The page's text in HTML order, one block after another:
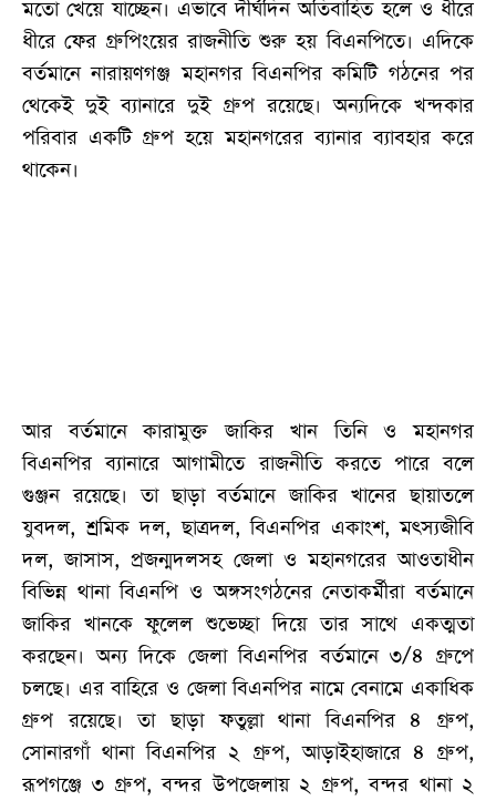
মতো খেয়ে যাচ্ছেন। এভাবে দীর্ঘদিন অতিবাহিত হলে ও ধীরে
ধীরে ফের গ্রুপিংয়ের রাজনীতি শুরু হয় বিএনপিতে। এদিকে
বর্তমানে নারায়ণগঞ্জ মহানগর বিএনপির কমিটি গঠনের পর
থেকেই দুই ব্যানারে দুই গ্রুপ রয়েছে। অন্যদিকে খন্দকার
পরিবার একটি গ্রুপ হয়ে মহানগরের ব্যানার ব্যাবহার করে
থাকেন।
আর বর্তমানে কারামুক্ত জাকির খান তিনি ও মহানগর
বিএনপির ব্যানারে আগামীতে রাজনীতি করতে পারে বলে
গুঞ্জন রয়েছে। তা ছাড়া বর্তমানে জাকির খানের ছায়াতলে
যুবদল, শ্রমিক দল, ছাত্রদল, বিএনপির একাংশ, মৎস্যজীবি
দল, জাসাস, প্রজন্মদলসহ জেলা ও মহানগরের আওতাধীন
বিভিন্ন থানা বিএনপি ও অঙ্গসংগঠনের নেতাকর্মীরা বর্তমানে
জাকির খানকে ফুলেল শুভেচ্ছা দিয়ে তার সাথে একত্মতা
করছেন। অন্য দিকে জেলা বিএনপির বর্তমানে ৩/৪ গ্রুপে
চলছে। এর বাহিরে ও জেলা বিএনপির নামে বেনামে একাধিক
গ্রুপ রয়েছে। তা ছাড়া ফতুল্লা থানা বিএনপির ৪ গ্রুপ,
সোনারগাঁ থানা বিএনপির ২ গ্রুপ, আড়াইহাজারে ৪ গ্রুপ,
রূপগঞ্জে ৩ গ্রুপ, বন্দর উপজেলায় ২ গ্রুপ, বন্দর থানা ২